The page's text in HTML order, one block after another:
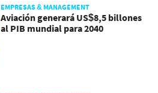
EMPRESAS & MANAGEMENT
Aviación generará US$8,5 billones
al PIB mundial para 2040